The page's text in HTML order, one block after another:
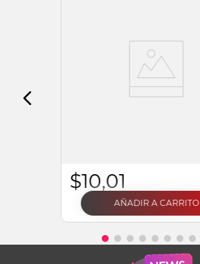
$10,01
AÑADIR A CARRITO